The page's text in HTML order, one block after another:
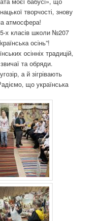
творчості, знову
атмосфера!
х класів школи №207
осінь”!
осінніх традицій,
та обряди.
а й зігрівають
що українська